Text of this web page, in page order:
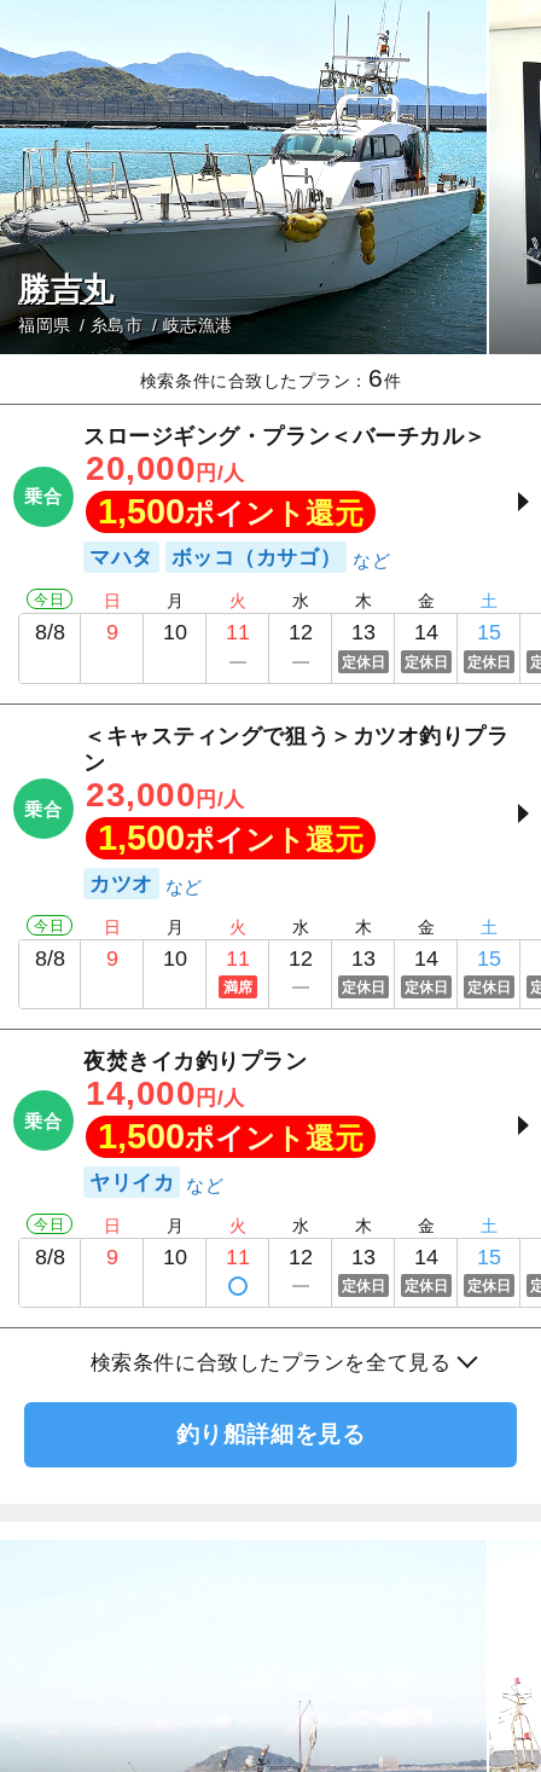
勝吉丸
福岡県 糸島市 岐志漁港
検索条件に合致したプラン： 6件
乗合
スロージギング・プラン＜バーチカル＞
20,000 円/人
1,500ポイント還元
マハタ ボッコ（カサゴ）
今日
8/8
日
9
月
10
火
11
水
12
木
13
定休日
金
14
定休日
土
15
定休日
乗合
＜キャスティングで狙う＞カツオ釣りプラ
ン
23,000 円/人
1,500ポイント還元
カツオ
今日
8/8
日
9
月
10
火
11
満席
水
12
木
13
定休日
金
14
定休日
土
15
定休日
乗合
夜焚きイカ釣りプラン
14,000 円/人
1,500ポイント還元
ヤリイカ
今日
8/8
日
9
月
10
火
11
水
12
木
13
定休日
金
14
定休日
土
15
定休日
検索条件に合致したプランを全て見る
釣り船詳細を見る